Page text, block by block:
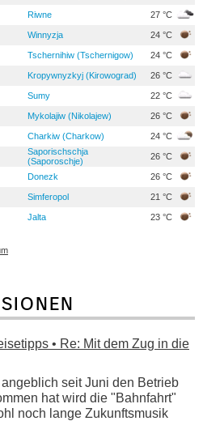
Riwne 27 °C
Winnyzja 24 °C
Tschernihiw (Tschernigow) 24 °C
Kropywnyzkyj (Kirowograd) 26 °C
Sumy 22 °C
Mykolajiw (Nikolajew) 26 °C
Charkiw (Charkow) 24 °C
Saporischschja
(Saporoschje)
26 °C
Donezk 26 °C
Simferopol 21 °C
Jalta
23 °C
• Re: Mit dem Zug in die
seit Juni den Betrieb
hat wird die "Bahnfahrt"
noch lange Zukunftsmusik